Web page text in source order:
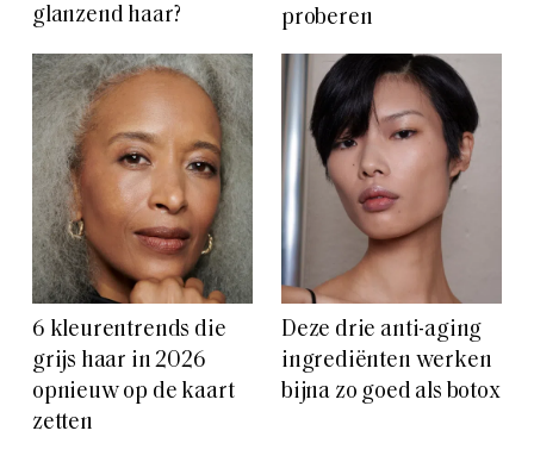
glanzend haar?
proberen
6 kleurentrends die
grijs haar in 2026
opnieuw op de kaart
zetten
Deze drie anti-aging
ingrediënten werken
bijna zo goed als botox